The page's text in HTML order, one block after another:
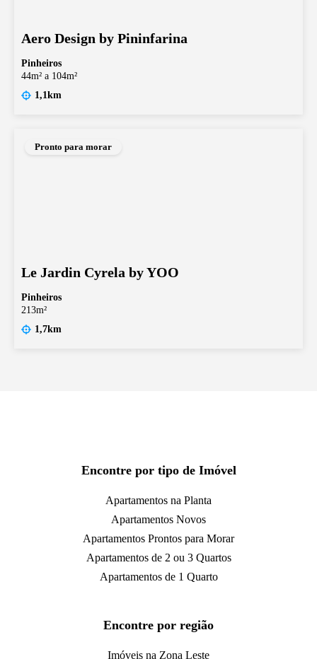
Aero Design by Pininfarina
Pinheiros
44m² a 104m²
1,1km
Pronto para morar
Le Jardin Cyrela by YOO
Pinheiros
213m²
1,7km
Encontre por tipo de Imóvel
Apartamentos na Planta
Apartamentos Novos
Apartamentos Prontos para Morar
Apartamentos de 2 ou 3 Quartos
Apartamentos de 1 Quarto
Encontre por região
Imóveis na Zona Leste